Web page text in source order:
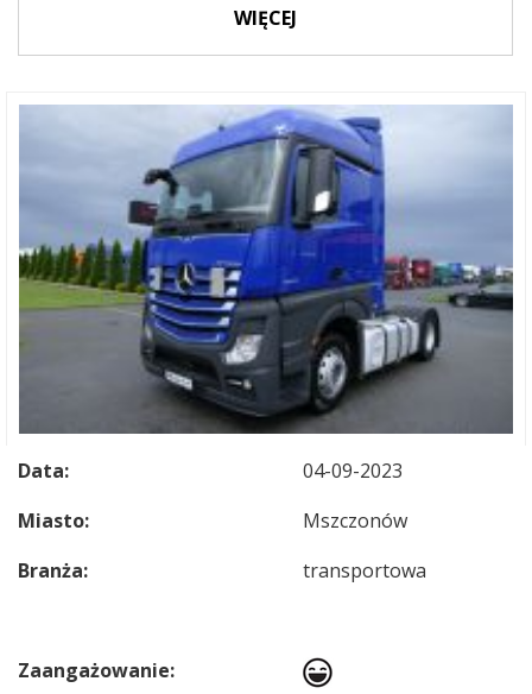
WIĘCEJ
Data:
04-09-2023
Miasto:
Mszczonów
Branża:
transportowa
Zaangażowanie: